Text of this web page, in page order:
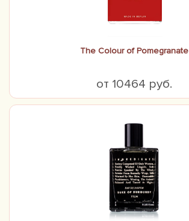
The Colour of Pomegranate
от 10464 руб.